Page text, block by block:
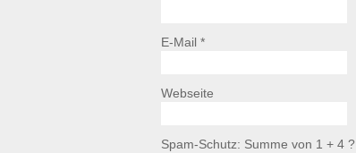
E-Mail *
Webseite
Spam-Schutz: Summe von 1 + 4 ?